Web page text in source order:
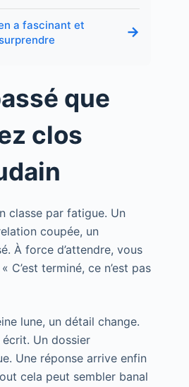
a fascinant et
→
que
clos
classe par fatigue. Un
coupée, un
À force d’attendre, vous
C’est terminé, ce n’est pas
lune, un détail change.
Un dossier
Une réponse arrive enfin
cela peut sembler banal